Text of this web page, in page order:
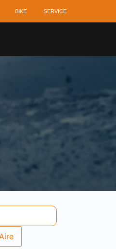
BIKE SERVICE